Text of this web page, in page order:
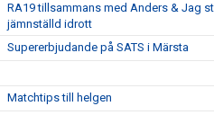
RA19 tillsammans med Anders & Jag
jämnställd idrott
Supererbjudande på SATS i Märsta
Matchtips till helgen